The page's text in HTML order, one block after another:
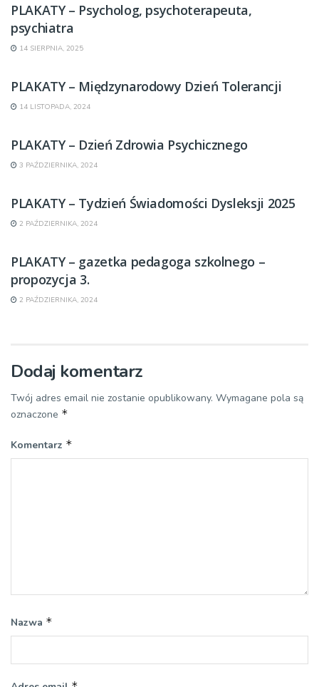
PLAKATY – Psycholog, psychoterapeuta,
psychiatra
14 SIERPNIA, 2025
PLAKATY – Międzynarodowy Dzień Tolerancji
14 LISTOPADA, 2024
PLAKATY – Dzień Zdrowia Psychicznego
3 PAŹDZIERNIKA, 2024
PLAKATY – Tydzień Świadomości Dysleksji 2025
2 PAŹDZIERNIKA, 2024
PLAKATY – gazetka pedagoga szkolnego –
propozycja 3.
2 PAŹDZIERNIKA, 2024
Dodaj komentarz
Twój adres email nie zostanie opublikowany. Wymagane pola są
oznaczone *
Komentarz *
Nazwa *